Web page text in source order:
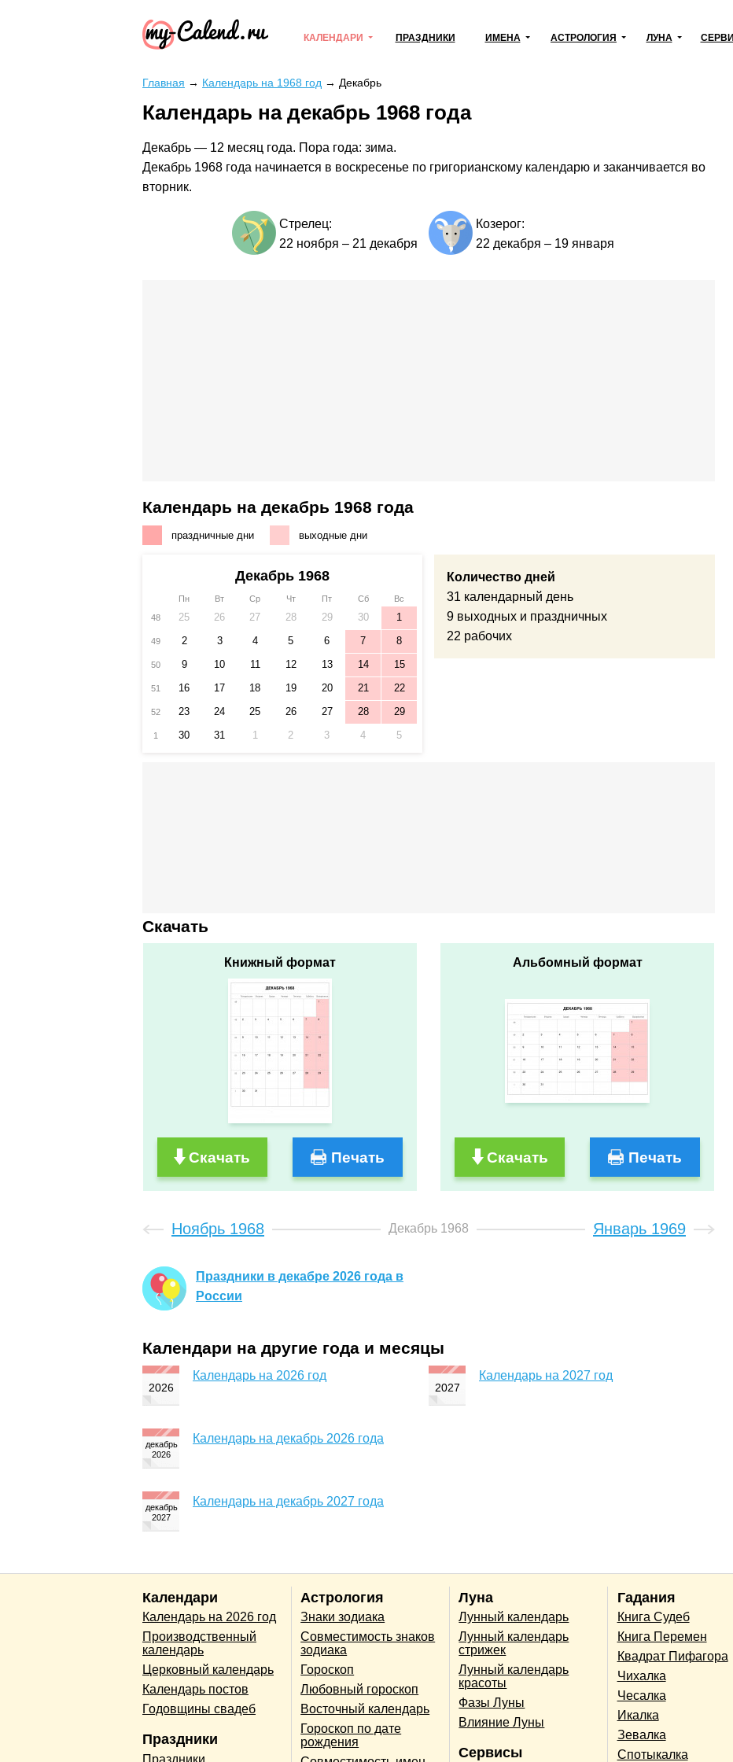
КАЛЕНДАРИ ПРАЗДНИКИ ИМЕНА АСТРОЛОГИЯ ЛУНА
Главная → Календарь на 1968 год → Декабрь
Календарь на декабрь 1968 года
Декабрь — 12 месяц года. Пора года: зима.
Декабрь 1968 года начинается в воскресенье по григорианскому календарю и заканчивается во
вторник.
Стрелец:
22 ноября – 21 декабря
Козерог:
22 декабря – 19 января
Календарь на декабрь 1968 года
праздничные дни выходные дни
Декабрь 1968
Пн Вт Ср Чт Пт Сб
Вс
48
25 26 27 28 29 30 1
49 2 3 4 5 6 7 8
50 9 10 11 12 13 14 15
51 16 17 18 19 20 21 22
52 23 24 25 26 27 28 29
1 30 31 1 2 3 4 5
Количество дней
31 календарный день
9 выходных и праздничных
22 рабочих
Скачать
Книжный формат
Скачать Печать
Альбомный формат
Скачать Печать
Ноябрь 1968 Декабрь 1968 Январь 1969
Праздники в декабре 2026 года в
России
Календари на другие года и месяцы
Календарь на 2026 год Календарь на 2027 год
Календарь на декабрь 2026 года
Календарь на декабрь 2027 года
Календари
Календарь на 2026 год
Производственный
календарь
Церковный календарь
Календарь постов
Годовщины свадеб
Праздники
Праздники
Астрология
Знаки зодиака
Совместимость знаков
зодиака
Гороскоп
Любовный гороскоп
Восточный календарь
Гороскоп по дате
рождения
Луна
Лунный календарь
Лунный календарь
стрижек
Лунный календарь
красоты
Фазы Луны
Влияние Луны
Сервисы
Гадания
Книга Судеб
Книга Перемен
Квадрат Пифагора
Чихалка
Чесалка
Икалка
Зевалка
Спотыкалка